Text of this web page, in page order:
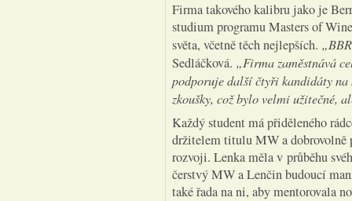
Firma takového kalibru jako je
studium programu Masters of
světa, včetně těch nejlepších.
Sedláčková. „Firma zaměstnává
podporuje další čtyři kandidáty
zkoušky, což bylo velmi užitečné,
Každý student má přiděleného
držitelem titulu MW a
rozvoji. Lenka měla v průběhu
čerstvý MW a Lenčin budoucí
také řada na ni, aby mentorovala